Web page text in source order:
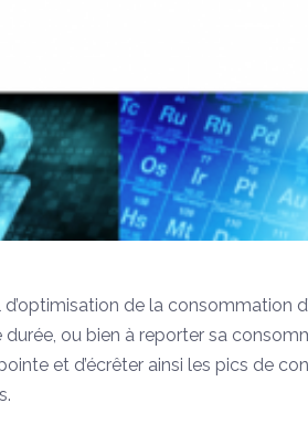
de la consommation
ou bien à reporter sa
et d’écrêter ainsi les pics de